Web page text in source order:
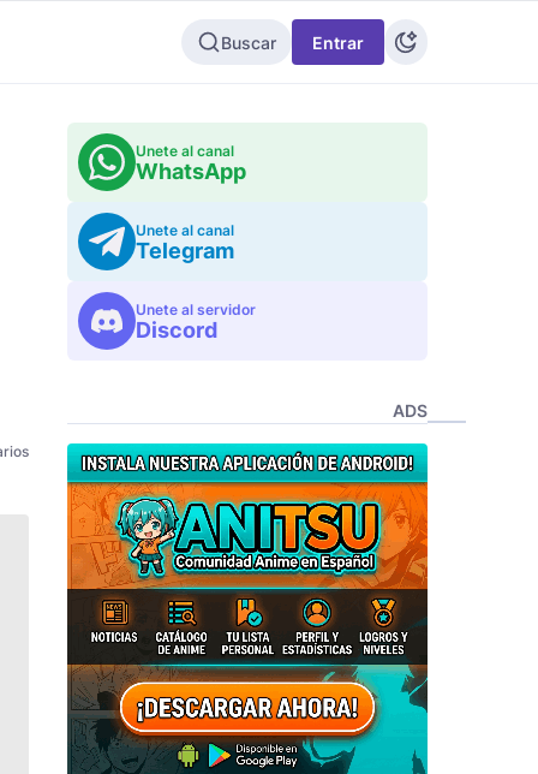
Buscar Entrar
Unete al canal
WhatsApp
Unete al canal
Telegram
Unete al servidor
Discord
ADS